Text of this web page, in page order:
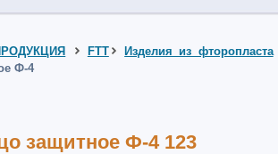
FTT Изделия из фторопласта
Ф-4
защитное Ф-4 123